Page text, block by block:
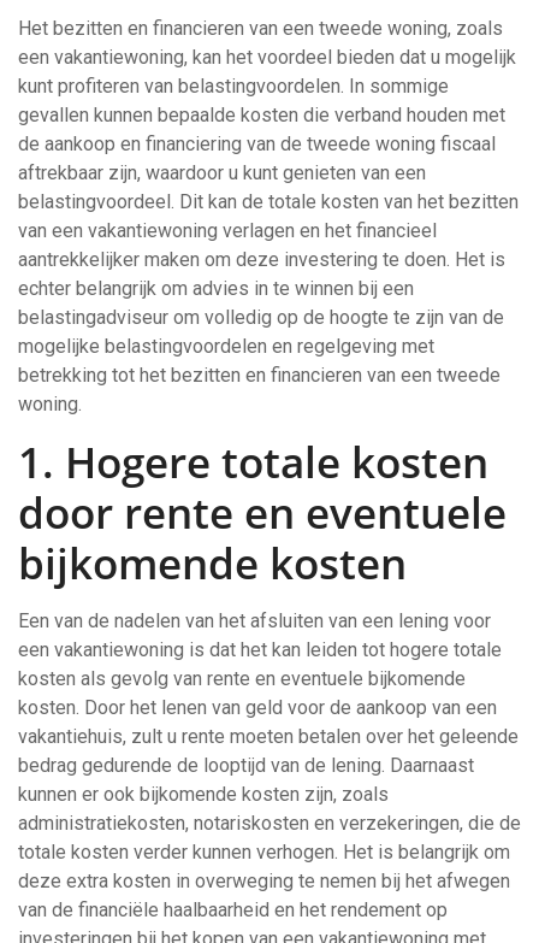
Het bezitten en financieren van een tweede woning, zoals
een vakantiewoning, kan het voordeel bieden dat u mogelijk
kunt profiteren van belastingvoordelen. In sommige
gevallen kunnen bepaalde kosten die verband houden met
de aankoop en financiering van de tweede woning fiscaal
aftrekbaar zijn, waardoor u kunt genieten van een
belastingvoordeel. Dit kan de totale kosten van het bezitten
van een vakantiewoning verlagen en het financieel
aantrekkelijker maken om deze investering te doen. Het is
echter belangrijk om advies in te winnen bij een
belastingadviseur om volledig op de hoogte te zijn van de
mogelijke belastingvoordelen en regelgeving met
betrekking tot het bezitten en financieren van een tweede
woning.
1. Hogere totale kosten
door rente en eventuele
bijkomende kosten
Een van de nadelen van het afsluiten van een lening voor
een vakantiewoning is dat het kan leiden tot hogere totale
kosten als gevolg van rente en eventuele bijkomende
kosten. Door het lenen van geld voor de aankoop van een
vakantiehuis, zult u rente moeten betalen over het geleende
bedrag gedurende de looptijd van de lening. Daarnaast
kunnen er ook bijkomende kosten zijn, zoals
administratiekosten, notariskosten en verzekeringen, die de
totale kosten verder kunnen verhogen. Het is belangrijk om
deze extra kosten in overweging te nemen bij het afwegen
van de financiële haalbaarheid en het rendement op